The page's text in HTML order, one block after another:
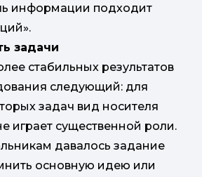
информации подходит
задачи
стабильных результатов
следующий: для
задач вид носителя
играет существенной роли.
давалось задание
основную идею или